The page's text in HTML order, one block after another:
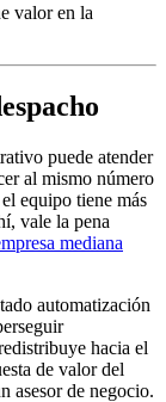
valor en la
puede atender
al mismo número
equipo tiene más
vale la pena
mediana
automatización
hacia el
de valor del
asesor de negocio.